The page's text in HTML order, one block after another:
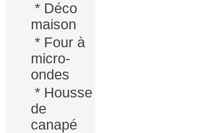
* Déco
maison
* Four à
micro-
ondes
* Housse
de
canapé